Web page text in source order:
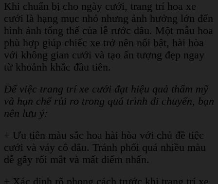
Khi chuẩn bị cho ngày cưới, trang trí hoa xe
cưới là hạng mục nhỏ nhưng ảnh hưởng lớn đến
hình ảnh tổng thể của lễ rước dâu. Một mẫu hoa
phù hợp giúp chiếc xe trở nên nổi bật, hài hòa
với không gian cưới và tạo ấn tượng đẹp ngay
từ khoảnh khắc đầu tiên.
Để việc trang trí xe cưới đạt hiệu quả thẩm mỹ
và hạn chế rủi ro trong quá trình di chuyển, bạn
nên lưu ý:
+ Ưu tiên màu sắc hoa hài hòa với chủ đề tiệc
cưới và váy cô dâu. Tránh phối quá nhiều màu
dễ gây rối mắt và mất điểm nhấn.
+ Xác định rõ phong cách trước khi trang trí xe